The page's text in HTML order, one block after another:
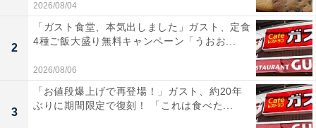
上から二皿目。手前右側がグランプリを受賞したシェフが作る「シュトーレ
・シュトーレン
・タルト ショコラ
2026/08/04
2
「ガスト食堂、本気出しました」ガスト、定食
4種ご飯大盛り無料キャンペーン「うおお...
2026/08/06
3
「お値段爆上げで再登場！」ガスト、約20年
ぶりに期間限定で復刻！ 「これは食べた...